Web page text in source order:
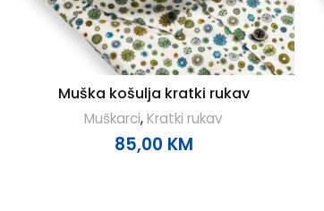
Muška košulja kratki rukav
Muškarci,Kratki rukav
85,00 KM